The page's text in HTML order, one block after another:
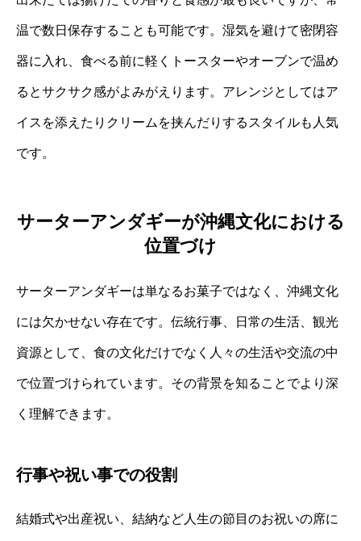
温で数日保存することも可能です。湿気を避けて密閉容
器に入れ、食べる前に軽くトースターやオーブンで温め
るとサクサク感がよみがえります。アレンジとしてはア
イスを添えたりクリームを挟んだりするスタイルも人気
です。
サーターアンダギーが沖縄文化における
位置づけ
サーターアンダギーは単なるお菓子ではなく、沖縄文化
には欠かせない存在です。伝統行事、日常の生活、観光
資源として、食の文化だけでなく人々の生活や交流の中
で位置づけられています。その背景を知ることでより深
く理解できます。
行事や祝い事での役割
結婚式や出産祝い、結納など人生の節目のお祝いの席に